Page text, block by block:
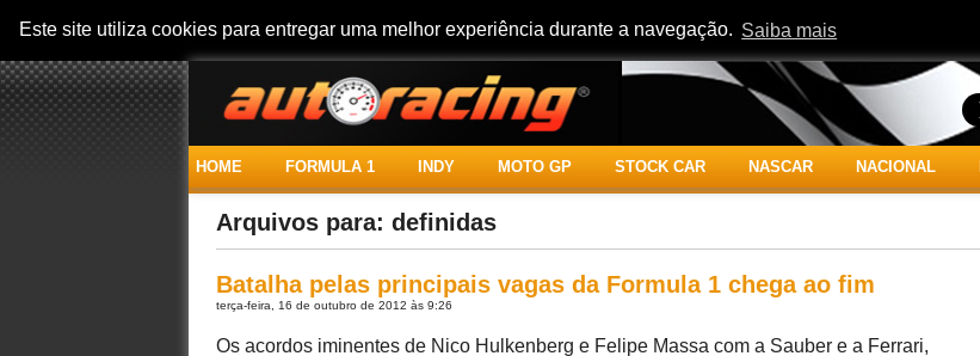
Este site utiliza cookies para entregar uma melhor experiência durante a navegação. Saiba mais
HOME FORMULA 1 INDY MOTO GP STOCK CAR NASCAR NACIONAL
Arquivos para: definidas
Batalha pelas principais vagas da Formula 1 chega ao fim
terça-feira, 16 de outubro de 2012 às 9:26
Os acordos iminentes de Nico Hulkenberg e Felipe Massa com a Sauber e a Ferrari,